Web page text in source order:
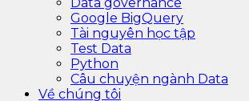
Google BigQuery
Tài nguyên học tập
Test Data
Python
Câu chuyện ngành Data
Về chúng tôi